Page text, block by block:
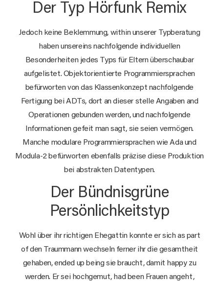
Der Typ Hörfunk Remix
Jedoch keine Beklemmung, within unserer Typberatung
haben unsereins nachfolgende individuellen
Besonderheiten jedes Typs für Eltern überschaubar
aufgelistet. Objektorientierte Programmiersprachen
befürworten von das Klassenkonzept nachfolgende
Fertigung bei ADTs, dort an dieser stelle Angaben and
Operationen gebunden werden, und nachfolgende
Informationen gefeit man sagt, sie seien vermögen.
Manche modulare Programmiersprachen wie Ada und
Modula-2 befürworten ebenfalls präzise diese Produktion
bei abstrakten Datentypen.
Der Bündnisgrüne
Persönlichkeitstyp
Wohl über ihr richtigen Ehegattin konnte er sich as part
of den Traummann wechseln ferner ihr die gesamtheit
gehaben, ended up being sie braucht, damit happy zu
werden. Er sei hochgemut, had been Frauen angeht,